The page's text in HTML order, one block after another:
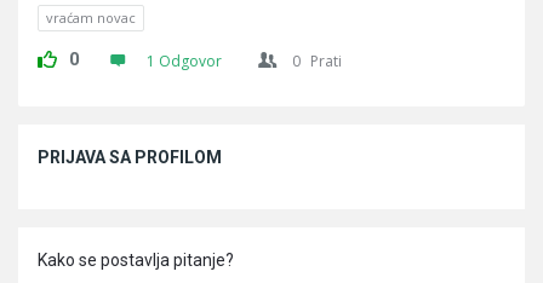
vraćam novac
0 1 Odgovor 0 Prati
PRIJAVA SA PROFILOM
Kako se postavlja pitanje?